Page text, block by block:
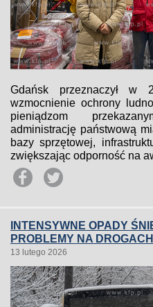
Gdańsk przeznaczył
wzmocnienie ochrony
pieniądzom
administrację państwową
bazy sprzętowej,
zwiększając odporność na
INTENSYWNE OPADY
PROBLEMY NA DROGACH
13 lutego 2026